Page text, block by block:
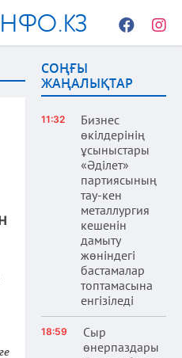
Facebook
СОҢҒЫ
ЖАҢАЛЫҚТАР
11:32
Бизнес
өкілдерінің
ұсыныстары
«Әділет»
партиясының
тау-кен
металлургия
кешенін
дамыту
жөніндегі
бастамалар
топтамасына
енгізіледі
18:59
Сыр
өнерпаздары